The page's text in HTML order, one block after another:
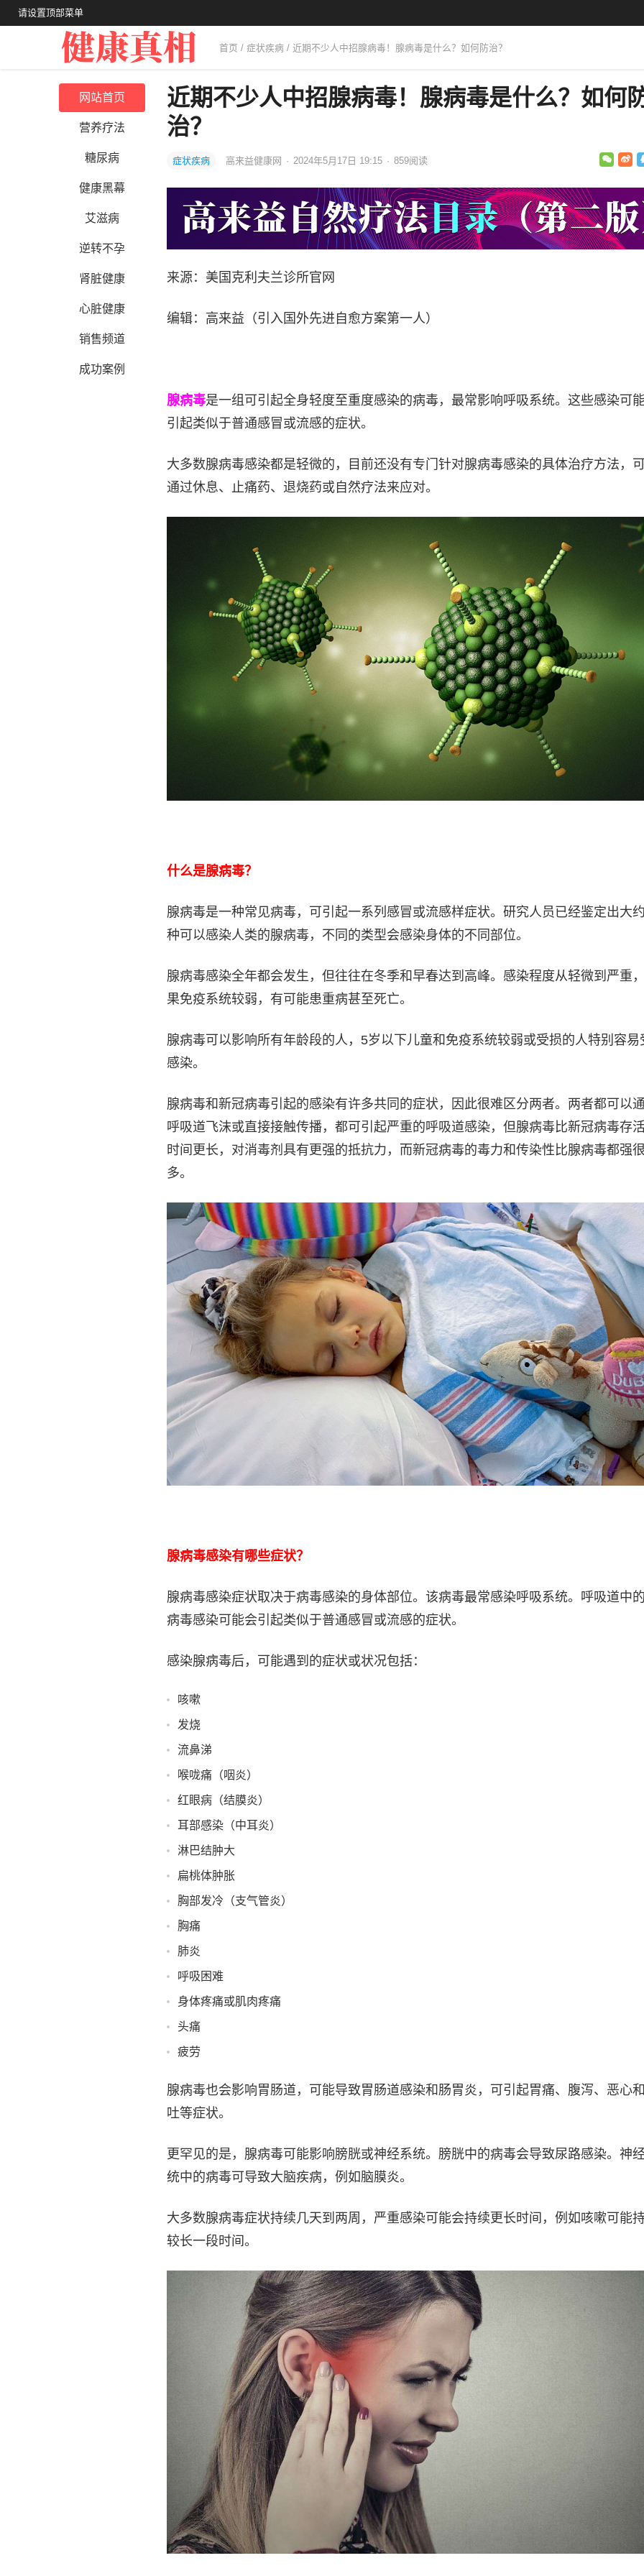
请设置顶部菜单
首页 / 症状疾病 / 近期不少人中招腺病毒！腺病毒是什么？如何防治？
网站首页
营养疗法
糖尿病
健康黑幕
艾滋病
逆转不孕
肾脏健康
心脏健康
销售频道
成功案例
近期不少人中招腺病毒！腺病毒是什么？如何
治？
症状疾病 高来益健康网 · 2024年5月17日 19:15 · 859阅读
来源：美国克利夫兰诊所官网
编辑：高来益（引入国外先进自愈方案第一人）
腺病毒是一组可引起全身轻度至重度感染的病毒，最常影响呼吸系统。这些感染可
引起类似于普通感冒或流感的症状。
大多数腺病毒感染都是轻微的，目前还没有专门针对腺病毒感染的具体治疗方法，
通过休息、止痛药、退烧药或自然疗法来应对。
什么是腺病毒？
腺病毒是一种常见病毒，可引起一系列感冒或流感样症状。研究人员已经鉴定出大
种可以感染人类的​​腺病毒，不同的类型会感染身体的不同部位。
腺病毒感染全年都会发生，但往往在冬季和早春达到高峰。感染程度从轻微到严重
果免疫系统较弱，有可能患重病甚至死亡。
腺病毒可以影响所有年龄段的人，5岁以下儿童和免疫系统较弱或受损的人特别容易
感染。
腺病毒和新冠病毒引起的感染有许多共同的症状，因此很难区分两者。两者都可以
呼吸道飞沫或直接接触传播，都可引起严重的呼吸道感染，但腺病毒比新冠病毒存
时间更长，对消毒剂具有更强的抵抗力，而新冠病毒的毒力和传染性比腺病毒都强
多。
腺病毒感染有哪些症状？
腺病毒感染症状取决于病毒感染的身体部位。该病毒最常感染呼吸系统。呼吸道中
病毒感染可能会引起类似于普通感冒或流感的症状。
感染腺病毒后，可能遇到的症状或状况包括：
咳嗽
发烧
流鼻涕
喉咙痛（咽炎）
红眼病（结膜炎）
耳部感染（中耳炎）
淋巴结肿大
扁桃体肿胀
胸部发冷（支气管炎）
胸痛
肺炎
呼吸困难
身体疼痛或肌肉疼痛
头痛
疲劳
腺病毒也会影响胃肠道，可能导致胃肠道感染和肠胃炎，可引起胃痛、腹泻、恶心
吐等症状。
更罕见的是，腺病毒可能影响膀胱或神经系统。膀胱中的病毒会导致尿路感染。神
统中的病毒可导致大脑疾病，例如脑膜炎。
大多数腺病毒症状持续几天到两周，严重感染可能会持续更长时间，例如咳嗽可能
较长一段时间。